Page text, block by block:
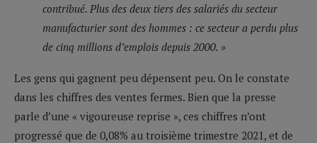
contribué. Plus des deux tiers des salariés du secteur
manufacturier sont des hommes : ce secteur a perdu plus
de cinq millions d’emplois depuis 2000. »
Les gens qui gagnent peu dépensent peu. On le constate
dans les chiffres des ventes fermes. Bien que la presse
parle d’une « vigoureuse reprise », ces chiffres n’ont
progressé que de 0,08% au troisième trimestre 2021, et de